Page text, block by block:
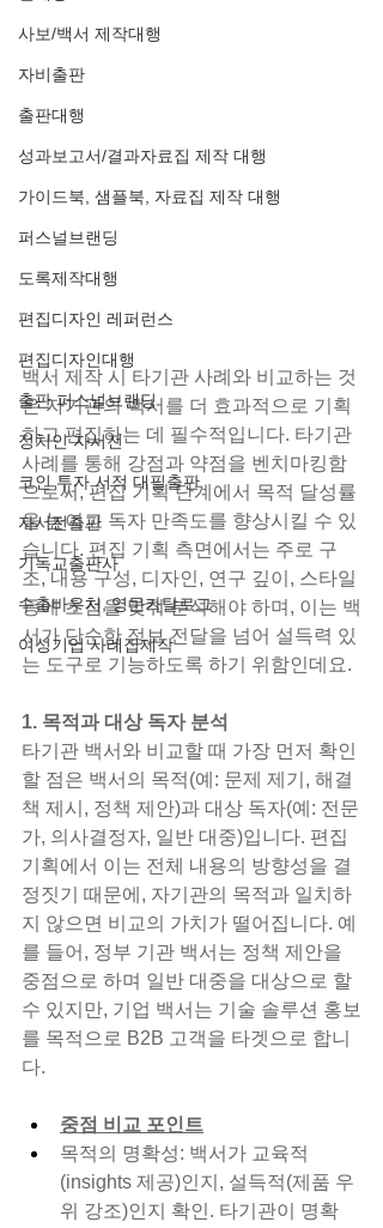
사보/백서 제작대행
자비출판
출판대행
성과보고서/결과자료집 제작 대행
가이드북, 샘플북, 자료집 제작 대행
퍼스널브랜딩
도록제작대행
편집디자인 레퍼런스
편집디자인대행
출판 퍼스널브랜딩
정치인 자서전
코인 투자 서적 대필출판
자서전출판
기독교출판사
수출바우처, 영문카탈로그
여성기업 사례집제작
백서 제작 시 타기관 사례와 비교하는 것
은 자기관의 백서를 더 효과적으로 기획
하고 편집하는 데 필수적입니다. 타기관
사례를 통해 강점과 약점을 벤치마킹함
으로써, 편집 기획 단계에서 목적 달성률
을 높이고 독자 만족도를 향상시킬 수 있
습니다. 편집 기획 측면에서는 주로 구
조, 내용 구성, 디자인, 연구 깊이, 스타일
등에 초점을 맞춰 분석해야 하며, 이는 백
서가 단순한 정보 전달을 넘어 설득력 있
는 도구로 기능하도록 하기 위함인데요.
1. 목적과 대상 독자 분석
타기관 백서와 비교할 때 가장 먼저 확인
할 점은 백서의 목적(예: 문제 제기, 해결
책 제시, 정책 제안)과 대상 독자(예: 전문
가, 의사결정자, 일반 대중)입니다. 편집
기획에서 이는 전체 내용의 방향성을 결
정짓기 때문에, 자기관의 목적과 일치하
지 않으면 비교의 가치가 떨어집니다. 예
를 들어, 정부 기관 백서는 정책 제안을
중점으로 하며 일반 대중을 대상으로 할
수 있지만, 기업 백서는 기술 솔루션 홍보
를 목적으로 B2B 고객을 타겟으로 합니
다.
중점 비교 포인트​
목적의 명확성: 백서가 교육적
(insights 제공)인지, 설득적(제품 우
위 강조)인지 확인. 타기관이 명확